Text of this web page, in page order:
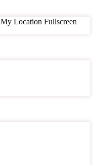
My Location Fullscreen